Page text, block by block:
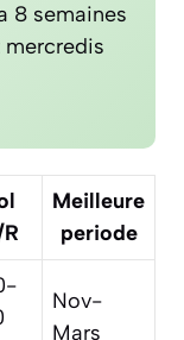
8 semaines
mercredis
Meilleure
periode
Nov-
Mars